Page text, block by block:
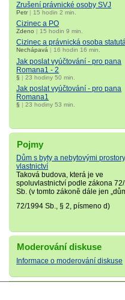
Zrušení právnické osoby SVJ
Petr| 15 hodin 2 min.
Cizinec a PO
Zdeno 15 hodin 9 min.
Cizinec a právnická osoba
Nechápavá 16 hodin 16 min.
Jak poslat vyúčtování - pro pana
Romana1 - 2
§ |23 hodiny 50 min.
Jak poslat vyúčtování - pro pana
Romana1
§ |23 hodiny 53 min.
Pojmy
Dům s byty a nebytovými
vlastnictví
Taková budova, která je ve
spoluvlastnictví podle zákona
Sb. (v tomto zákoně dále jen
72/1994 Sb., § 2, písmeno d)
Moderování diskuse
Informace o moderování diskuse